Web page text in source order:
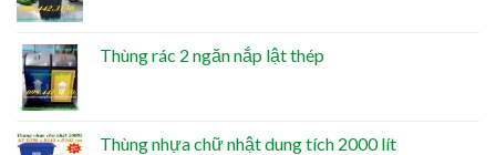
Thùng rác 2 ngăn nắp lật thép
Thùng nhựa chữ nhật dung tích 2000 lít